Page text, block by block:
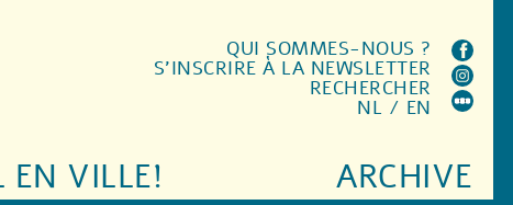
EN VILLE! ARCHIVE
QUI SOMMES-NOUS ?
S'INSCRIRE À LA NEWSLETTER
RECHERCHER
NL / EN